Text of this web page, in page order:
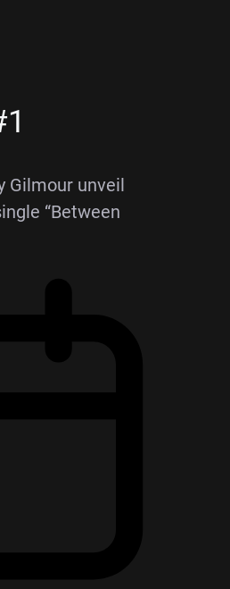
Gilmour unveil
“Between